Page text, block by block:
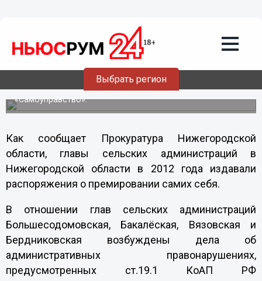
Выбрать регион
Главы сельских администраций в
Нижегородской области выписывали
себе премии
В отношении глав сельских администраций
Большесодомовская, Бакалёская, Вязовская и
Бердниковская возбуждены дела по статье
«Самоуправство».
Как сообщает Прокуратура Нижегородской
области, главы сельских администраций в
Нижегородской области в 2012 года издавали
распоряжения о премировании самих себя.
В отношении глав сельских администраций
Большесодомовская, Бакалёская, Вязовская и
Бердниковская возбуждены дела об
административных правонарушениях,
предусмотренных ст.19.1 КоАП РФ